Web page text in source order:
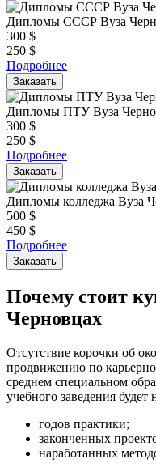
Дипломы СССР Вуза
300 $
250 $
Подробнее
Заказать
Дипломы ПТУ Вуза
300 $
250 $
Подробнее
Заказать
Дипломы колледжа Вуза
500 $
450 $
Подробнее
Заказать
Почему стоит
Черновцах
Отсутствие корочки об
продвижению по
среднем специальном
учебного заведения будет
годов практики;
законченных
наработанных